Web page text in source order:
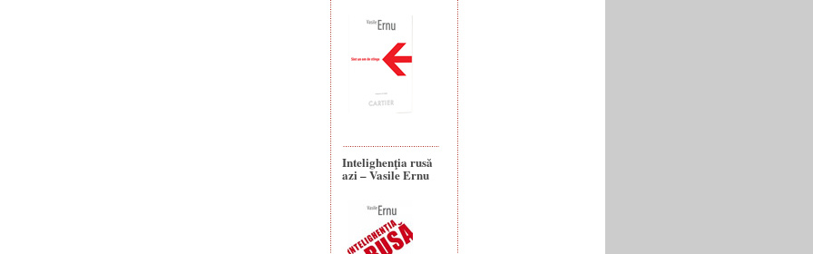
Intelighenţia rusă
azi – Vasile Ernu